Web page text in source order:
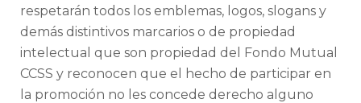
respetarán todos los emblemas, logos, slogans y
demás distintivos marcarios o de propiedad
intelectual que son propiedad del Fondo Mutual
CCSS y reconocen que el hecho de participar en
la promoción no les concede derecho alguno